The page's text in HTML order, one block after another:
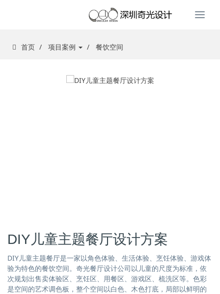
首页 项目案例 餐饮空间
DIY儿童主题餐厅设计方案
DIY儿童主题餐厅是一家以角色体验、生活体验、烹饪体验、游戏体
验为特色的餐饮空间。奇光餐厅设计公司以儿童的尺度为标准，依
次规划出售卖体验区、烹饪区、用餐区、游戏区、梳洗区等。色彩
是空间的艺术调色板，整个空间以白色、木色打底，局部以鲜明的